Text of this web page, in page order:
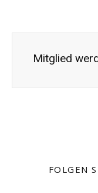
Mitglied
FOLGEN